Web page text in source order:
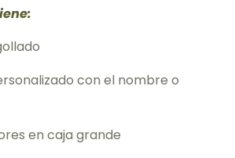
con el nombre o
en caja grande